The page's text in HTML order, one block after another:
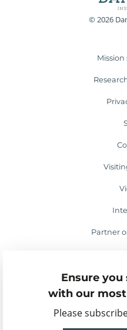
Ensure
with our
Please
© 2026
Partner
Media